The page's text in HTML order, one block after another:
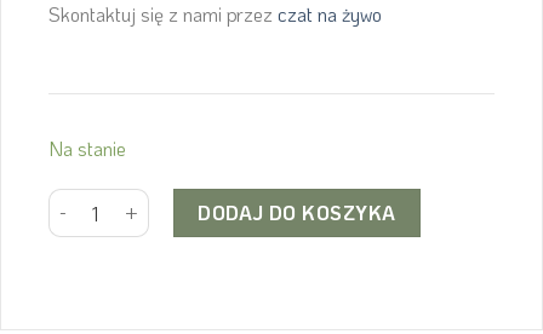
Skontaktuj się z nami przez czat na żywo
Na stanie
ilość SHIMANO Łańcuch CN-HG40 HG 114 Ogniw
DODAJ DO KOSZYKA